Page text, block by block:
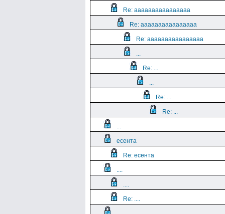
Re: aaaaaaaaaaaaaaaa
Re: aaaaaaaaaaaaaaaa
Re: aaaaaaaaaaaaaaaa
...
Re: ...
...
Re: ...
Re: ...
...
есента
Re: есента
....
....
Re: ....